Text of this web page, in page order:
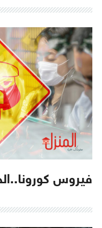
فيروس